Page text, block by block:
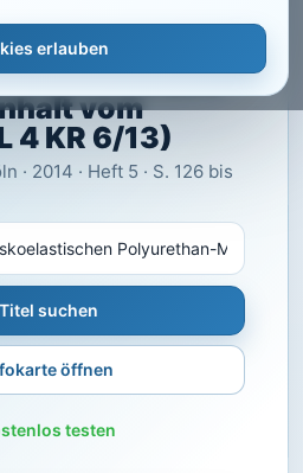
erlauben
einer
Matratze LSG
vom
4 KR 6/13)
· 2014 · Heft 5 · S. 126 bis
Titel suchen
öffnen
testen